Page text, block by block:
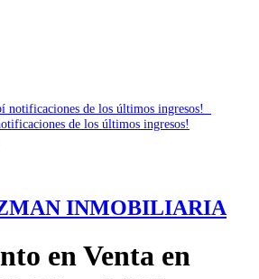
de los últimos ingresos!
INMOBILIARIA
en Venta en